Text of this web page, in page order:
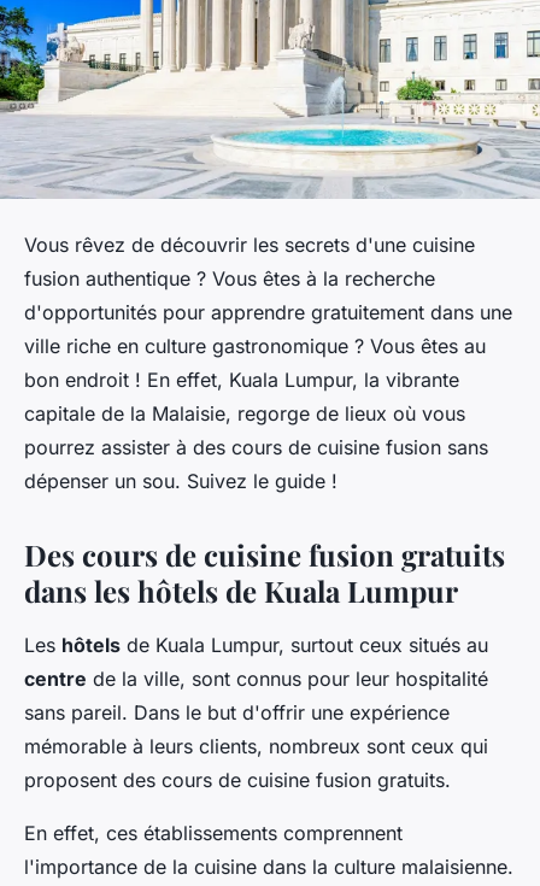
Vous rêvez de découvrir les secrets d'une cuisine
fusion authentique ? Vous êtes à la recherche
d'opportunités pour apprendre gratuitement dans une
ville riche en culture gastronomique ? Vous êtes au
bon endroit ! En effet, Kuala Lumpur, la vibrante
capitale de la Malaisie, regorge de lieux où vous
pourrez assister à des cours de cuisine fusion sans
dépenser un sou. Suivez le guide !
Des cours de cuisine fusion gratuits
dans les hôtels de Kuala Lumpur
Les hôtels de Kuala Lumpur, surtout ceux situés au
centre de la ville, sont connus pour leur hospitalité
sans pareil. Dans le but d'offrir une expérience
mémorable à leurs clients, nombreux sont ceux qui
proposent des cours de cuisine fusion gratuits.
En effet, ces établissements comprennent
l'importance de la cuisine dans la culture malaisienne.